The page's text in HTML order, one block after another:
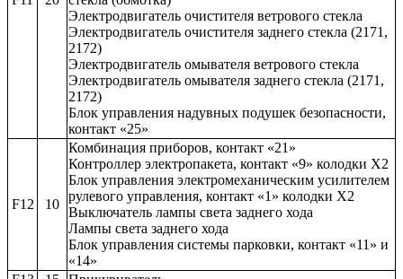
Электродвигатель очистителя ветрового стекла
Электродвигатель очистителя заднего стекла (2171,
2172)
Электродвигатель омывателя ветрового стекла
Электродвигатель омывателя заднего стекла (2171,
2172)
Блок управления надувных подушек безопасности,
контакт «25»
F12 10
Комбинация приборов, контакт «21»
Контроллер электропакета, контакт «9» колодки X2
Блок управления электромеханическим усилителем
рулевого управления, контакт «1» колодки X2
Выключатель лампы света заднего хода
Лампы света заднего хода
Блок управления системы парковки, контакт «11» и
«14»